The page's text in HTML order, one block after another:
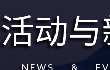
活动
N E W S & E V